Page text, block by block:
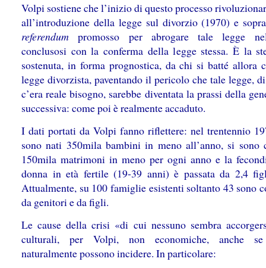
Volpi sostiene che l’inizio di questo processo
all’introduzione della legge sul divorzio (1970) e
referendum promosso per abrogare tale legge
conclusosi con la conferma della legge stessa. È la
sostenuta, in forma prognostica, da chi si batté allora
legge divorzista, paventando il pericolo che tale legge,
c’era reale bisogno, sarebbe diventata la prassi della
successiva: come poi è realmente accaduto.
I dati portati da Volpi fanno riflettere: nel trentennio
sono nati 350mila bambini in meno all’anno, si sono
150mila matrimoni in meno per ogni anno e la
donna in età fertile (19-39 anni) è passata da 2,4
Attualmente, su 100 famiglie esistenti soltanto 43 sono
da genitori e da figli.
Le cause della crisi «di cui nessuno sembra
culturali, per Volpi, non economiche, anche se
naturalmente possono incidere. In particolare: